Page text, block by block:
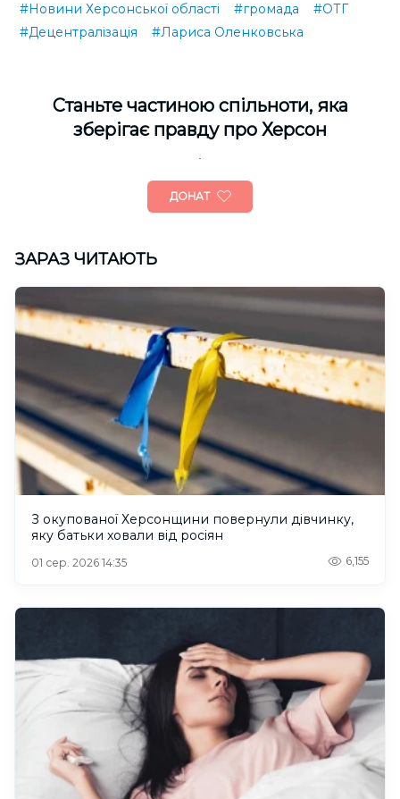
#Новини Херсонської області
#громада
#ОТГ
#Децентралізація
#Лариса Оленковська
Cтаньте частиною спільноти, яка
зберігає правду про Херсон
ДОНАТ
ЗАРАЗ ЧИТАЮТЬ
З окупованої Херсонщини повернули дівчинку,
яку батьки ховали від росіян
01 сер. 2026 14:35 6,155